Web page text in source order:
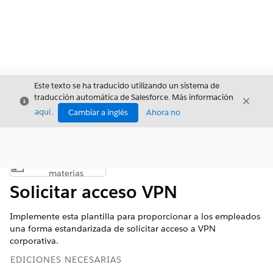
Cerrar
Este texto se ha traducido utilizando un sistema de
traducción automática de Salesforce. Más información
aquí. Cambiar a inglés Ahora no
Cerrar
Mostrar índice de materias
materias
Solicitar acceso VPN
Implemente esta plantilla para proporcionar a los empleados
una forma estandarizada de solicitar acceso a VPN
corporativa.
EDICIONES NECESARIAS